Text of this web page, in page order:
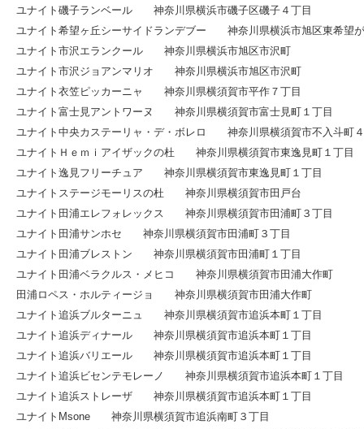
ユナイト磯子ランベール 神奈川県横浜市磯子区磯子４丁目
ユナイト希望ヶ丘シーサイドランデブー 神奈川県横浜市旭区東希望
ユナイト市沢エランクール 神奈川県横浜市旭区市沢町
ユナイト市沢ジョアンマリオ 神奈川県横浜市旭区市沢町
ユナイト衣笠ピッカーニャ 神奈川県横須賀市平作７丁目
ユナイト富士見アントワーヌ 神奈川県横須賀市富士見町１丁目
ユナイト中央カステーリャ・デ・ボレロ 神奈川県横須賀市不入斗町
ユナイトＨｅｍｉアイザックの杜 神奈川県横須賀市東逸見町１丁目
ユナイト逸見フリーチュア 神奈川県横須賀市東逸見町１丁目
ユナイトステージモーリスの杜 神奈川県横須賀市田戸台
ユナイト田浦エレフォレックス 神奈川県横須賀市田浦町３丁目
ユナイト田浦サンホセ 神奈川県横須賀市田浦町３丁目
ユナイト田浦ブレストン 神奈川県横須賀市田浦町１丁目
ユナイト田浦ベラクルス・メヒコ 神奈川県横須賀市田浦大作町
田浦ロペス・ホルティージョ 神奈川県横須賀市田浦大作町
ユナイト追浜ブルターニュ 神奈川県横須賀市追浜本町１丁目
ユナイト追浜ディナール 神奈川県横須賀市追浜本町１丁目
ユナイト追浜バリエール 神奈川県横須賀市追浜本町１丁目
ユナイト追浜ビセンテモレーノ 神奈川県横須賀市追浜本町１丁目
ユナイト追浜ストレーザ 神奈川県横須賀市追浜本町１丁目
ユナイトMsone 神奈川県横須賀市追浜南町３丁目